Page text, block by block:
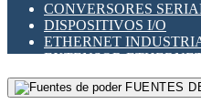
RELÉS DE SEÑAL
RELÉS DE ESTADO
RELÉS INDUSTRIALES
RELÉS MINIATURA DE
SENSORES
CONVERSORES
DISPOSITIVOS I/O
ETHERNET
EXTENSOR
GATEWAY LORAWAN
GESTIÓN DE REDES
FUENTES